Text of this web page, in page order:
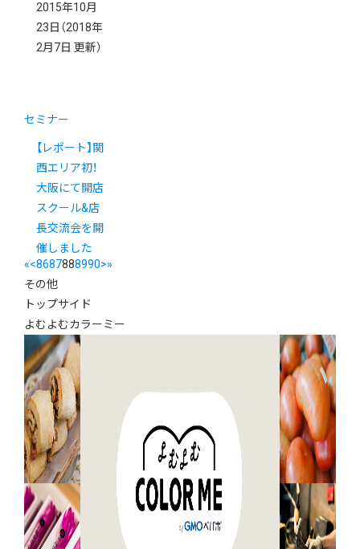
2015年10月
23日 （2018年
2月7日 更新）
セミナー
【レポート】関
西エリア初！
大阪にて開店
スクール&店
長交流会を開
催しました
«<8687888990>»
その他
トップサイド
よむよむカラーミー